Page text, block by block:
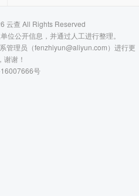
云查 All Rights Reserved
位公开信息，并通过人工进行整理。
管理员（fenzhiyun@aliyun.com）进行更
谢谢！
号